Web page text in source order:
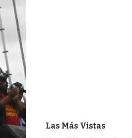
Las Más Vistas